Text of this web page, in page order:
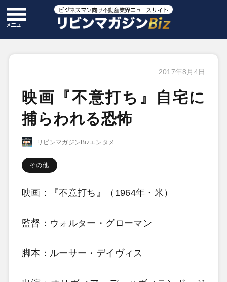
2017年8月4日
映画『不意打ち』自宅に
捕らわれる恐怖
リビンマガジンBizエンタメ
その他
映画：『不意打ち』（1964年・米）
監督：ウォルター・グローマン
脚本：ルーサー・デイヴィス